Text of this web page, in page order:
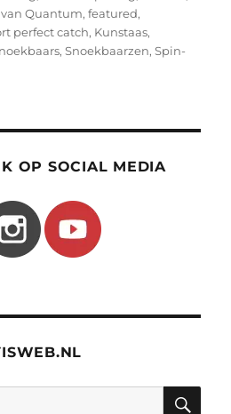
Quantum,featured,
perfect catch, Kunstaas,
,Snoekbaarzen,Spin-
OP SOCIAL MEDIA